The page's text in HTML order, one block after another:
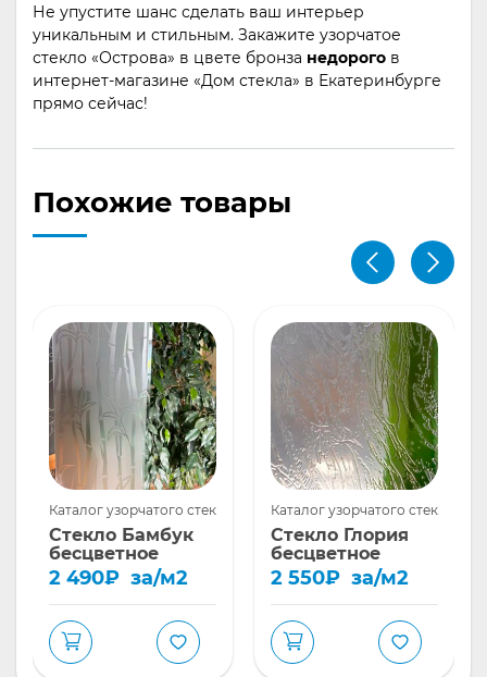
Не упустите шанс сделать ваш интерьер
уникальным и стильным. Закажите узорчатое
стекло «Острова» в цвете бронза недорого в
интернет-магазине «Дом стекла» в Екатеринбурге
прямо сейчас!
Похожие товары
Каталог узорчатого стекла
Стекло Бамбук
бесцветное
2 490₽ за/м2
Каталог узорчатого стекла
Стекло Глория
бесцветное
2 550₽ за/м2